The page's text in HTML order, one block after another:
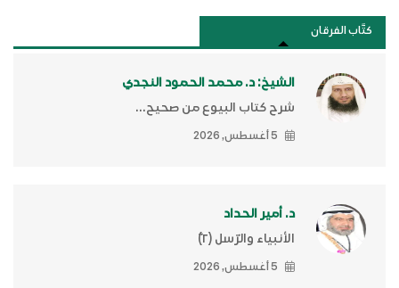
كتَّاب الفرقان
الشيخ: د. محمد الحمود النجدي
شرح كتاب البيوع من صحيح...
5 أغسطس, 2026
د. أمير الحداد
الأنبياء والرّسل (٢)ّ
5 أغسطس, 2026